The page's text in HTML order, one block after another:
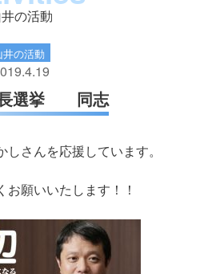
の活動
井の活動
長選挙 同志
さんを応援しています。
お願いいたします！！